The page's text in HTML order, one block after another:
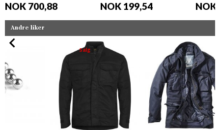
NOK 700,88 NOK 199,54 NOK
Andre liker
Salg